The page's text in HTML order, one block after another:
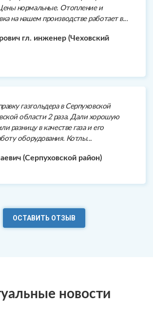
нормальные. Отопление и
на нашем производстве работает в...
гл. инженер (Чеховский
газгольдера в Серпуховской
области 2 раза. Дали хорошую
разницу в качестве газа и его
оборудования. Котлы...
(Серпуховской район)
ОСТАВИТЬ ОТЗЫВ
новости